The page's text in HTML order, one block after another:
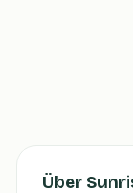
Über